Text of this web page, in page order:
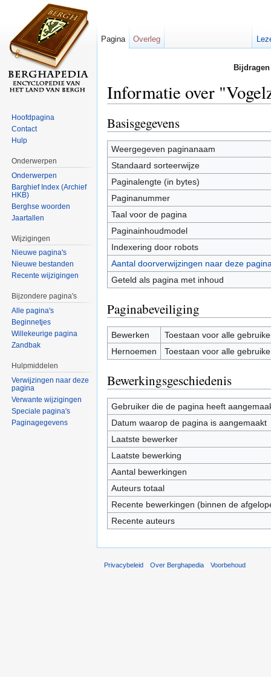
Informatie over
Basisgegevens
Weergegeven paginanaam
Standaard sorteerwijze
Paginalengte (in bytes)
Paginanummer
Taal voor de pagina
Paginainhoudmodel
Indexering door robots
Aantal doorverwijzingen naar deze
Geteld als pagina met inhoud
Paginabeveiliging
Bewerken
Toestaan voor alle
Hernoemen
Toestaan voor alle
Bewerkingsgeschiedenis
Gebruiker die de pagina heeft
Datum waarop de pagina is aangemaakt
Laatste bewerker
Laatste bewerking
Aantal bewerkingen
Auteurs totaal
Recente bewerkingen (binnen de
Recente auteurs
Pagina Overleg
Hoofdpagina
Contact
Hulp
Onderwerpen
Onderwerpen
Barghief Index (Archief
HKB)
Berghse woorden
Jaartallen
Wijzigingen
Nieuwe pagina's
Nieuwe bestanden
Recente wijzigingen
Bijzondere pagina's
Alle pagina's
Beginnetjes
Willekeurige pagina
Zandbak
Hulpmiddelen
Verwijzingen naar deze
pagina
Verwante wijzigingen
Speciale pagina's
Paginagegevens
Privacybeleid Over Berghapedia Voorbehoud